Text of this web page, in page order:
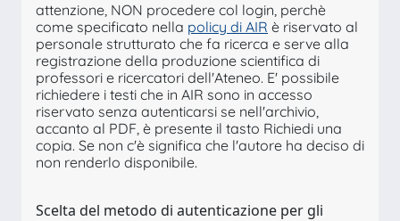
attenzione, NON procedere col login, perchè
come specificato nella policy di AIR è riservato al
personale strutturato che fa ricerca e serve alla
registrazione della produzione scientifica di
professori e ricercatori dell'Ateneo. E' possibile
richiedere i testi che in AIR sono in accesso
riservato senza autenticarsi se nell'archivio,
accanto al PDF, è presente il tasto Richiedi una
copia. Se non c'è significa che l'autore ha deciso di
non renderlo disponibile.
Scelta del metodo di autenticazione per gli